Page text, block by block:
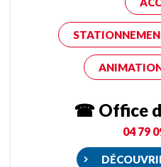
☎ Office
04 79